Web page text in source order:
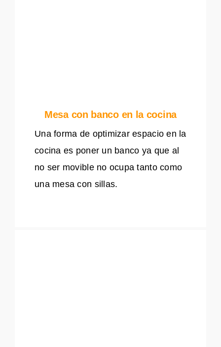
Mesa con banco en la cocina
Una forma de optimizar espacio en la
cocina es poner un banco ya que al
no ser movible no ocupa tanto como
una mesa con sillas.